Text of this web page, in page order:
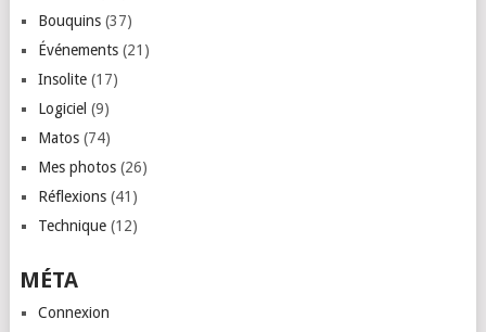
Bouquins(37)
Événements(21)
Insolite(17)
Logiciel (9)
Matos(74)
Mes photos(26)
Réflexions(41)
Technique(12)
MÉTA
Connexion